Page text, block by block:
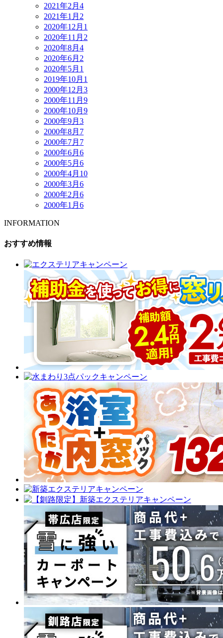
2021年2月 4
2021年1月 2
2020年12月 1
2020年11月 2
2020年8月 4
2020年6月 2
2020年5月 1
2019年10月 1
2000年12月 3
2000年11月 9
2000年10月 9
2000年9月 3
2000年8月 7
2000年7月 7
2000年6月 6
2000年5月 6
2000年4月 10
2000年3月 6
2000年2月 6
2000年1月 6
INFORMATION
おすすめ情報